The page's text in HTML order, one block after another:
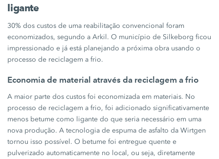
ligante
30% dos custos de uma reabilitação convencional foram
economizados, segundo a Arkil. O município de Silkeborg ficou
impressionado e já está planejando a próxima obra usando o
processo de reciclagem a frio.
Economia de material através da reciclagem a frio
A maior parte dos custos foi economizada em materiais. No
processo de reciclagem a frio, foi adicionado significativamente
menos betume como ligante do que seria necessário em uma
nova produção. A tecnologia de espuma de asfalto da Wirtgen
tornou isso possível. O betume foi entregue quente e
pulverizado automaticamente no local, ou seja, diretamente